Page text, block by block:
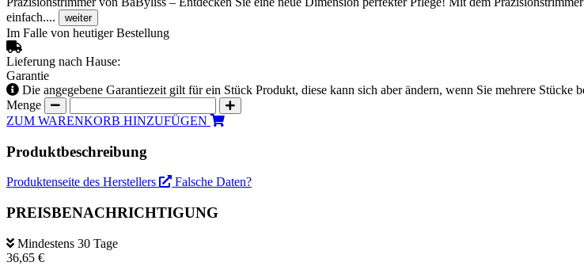
einfach....
weiter
Im Falle von heutiger Bestellung
Lieferung nach Hause:
Garantie
Die angegebene Garantiezeit gilt für ein Stück Produkt, diese kann sich aber ändern, wenn Sie mehrere Stücke
Menge
ZUM WARENKORB HINZUFÜGEN
Produktbeschreibung
Produktenseite des Herstellers Falsche Daten?
PREISBENACHRICHTIGUNG
Mindestens 30 Tage
36,65 €